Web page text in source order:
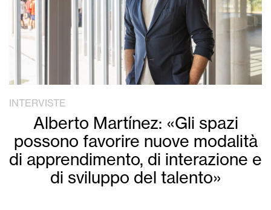
INTERVISTE
Alberto Martínez: «Gli spazi
possono favorire nuove modalità
di apprendimento, di interazione e
di sviluppo del talento»